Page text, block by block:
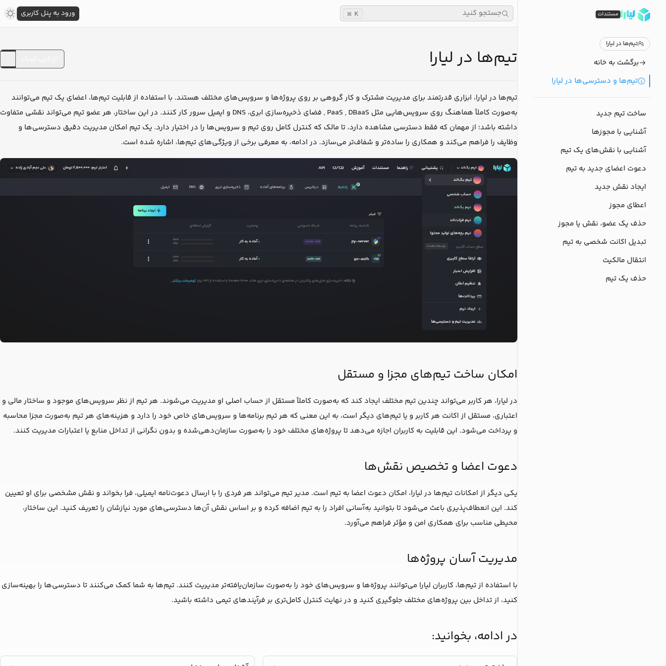
مستندات
تیم‌ها در لیارا
برگشت به خانه
تیم‌ها و دسترسی‌ها در لیارا
ساخت تیم جدید
آشنایی با مجوزها
آشنایی با نقش‌های یک تیم
دعوت اعضای جدید به تیم
ایجاد نقش جدید
اعطای مجوز
حذف یک عضو، نقش یا مجوز
تبدیل اکانت شخصی به تیم
انتقال مالکیت
حذف یک تیم
تیم‌ها در لیارا
تیم‌ها در لیارا، ابزاری قدرتمند برای مدیریت مشترک و کار گروهی بر روی پروژه‌ها و سرویس‌های مختلف هستند. با استفاده از قابلیت تیم‌ها، اعضای یک تیم می‌توانند
به‌صورت کاملاً هماهنگ روی سرویس‌هایی مثل PaaS , DBaaS , فضای ذخیره‌سازی ابری، DNS و ایمیل سرور کار کنند. در این ساختار، هر عضو تیم می‌تواند نقشی متفاوت
داشته باشد؛ از مهمان که فقط دسترسی مشاهده دارد، تا مالک که کنترل کامل روی تیم و سرویس‌ها را در اختیار دارد. یک تیم امکان مدیریت دقیق دسترسی‌ها و
وظایف را فراهم می‌کند و همکاری را ساده‌تر و شفاف‌تر می‌سازد. در ادامه، به معرفی برخی از ویژگی‌های تیم‌ها، اشاره شده است.
امکان ساخت تیم‌های مجزا و مستقل
در لیارا، هر کاربر می‌تواند چندین تیم مختلف ایجاد کند که به‌صورت کاملاً مستقل از حساب اصلی او مدیریت می‌شوند. هر تیم از نظر سرویس‌های موجود و ساختار مالی و
اعتباری، مستقل از اکانت هر کاربر و یا تیم‌های دیگر است، به این معنی که هر تیم برنامه‌ها و سرویس‌های خاص خود را دارد و هزینه‌های هر تیم به‌صورت مجزا محاسبه
و پرداخت می‌شود. این قابلیت به کاربران اجازه می‌دهد تا پروژه‌های مختلف خود را به‌صورت سازمان‌دهی‌شده و بدون نگرانی از تداخل منابع یا اعتبارات مدیریت کنند.
دعوت اعضا و تخصیص نقش‌ها
یکی دیگر از امکانات تیم‌ها در لیارا، امکان دعوت اعضا به تیم است. مدیر تیم می‌تواند هر فردی را با ارسال دعوت‌نامه ایمیلی، فرا بخواند و نقش مشخصی برای او تعیین
کند. این انعطاف‌پذیری باعث می‌شود تا بتوانید به‌آسانی افراد را به تیم اضافه کرده و بر اساس نقش آن‌ها دسترسی‌های مورد نیازشان را تعریف کنید. این ساختار،
محیطی مناسب برای همکاری امن و مؤثر فراهم می‌آورد.
مدیریت آسان پروژه‌ها
با استفاده از تیم‌ها، کاربران لیارا می‌توانند پروژه‌ها و سرویس‌های خود را به‌صورت سازمان‌یافته‌تر مدیریت کنند. تیم‌ها به شما کمک می‌کنند تا دسترسی‌ها را بهینه‌سازی
کنید، از تداخل بین پروژه‌های مختلف جلوگیری کنید و در نهایت کنترل کامل‌تری بر فرآیندهای تیمی داشته باشید.
در ادامه، بخوانید:
جستجو کنید K
⌘ ورود به پنل کاربری